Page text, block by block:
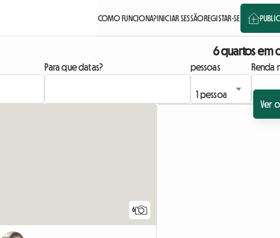
COMO FUNCIONA?INICIAR SESSÃOREGISTAR-SE
6 quartos em
Para que datas? pessoas
Renda
Ver
6